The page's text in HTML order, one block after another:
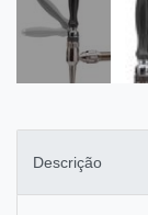
Descrição